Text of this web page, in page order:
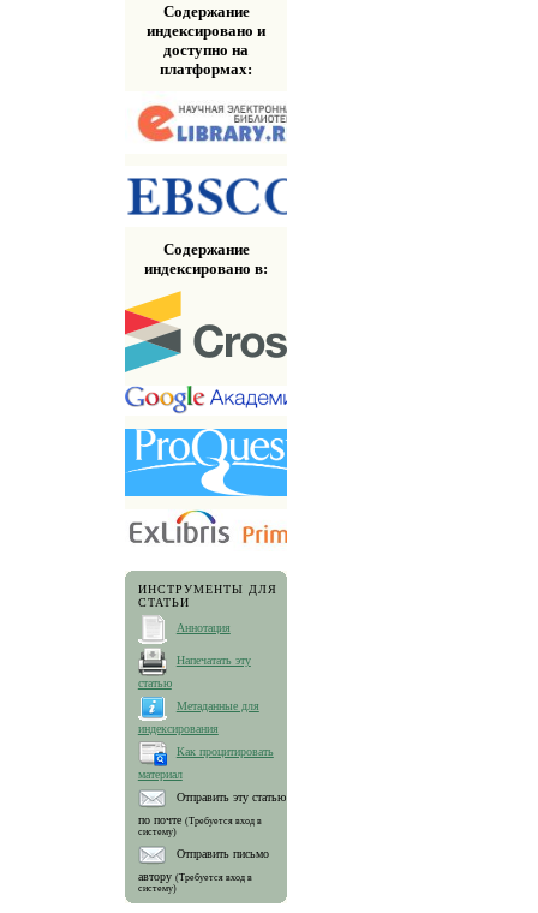
Содержание
индексировано и
доступно на
платформах:
Содержание
индексировано в:
ИНСТРУМЕНТЫ ДЛЯ
СТАТЬИ
Аннотация
Напечатать эту
статью
Метаданные для
индексирования
Как процитировать
материал
Отправить эту статью
по почте (Требуется вход в
систему)
Отправить письмо
автору (Требуется вход в
систему)